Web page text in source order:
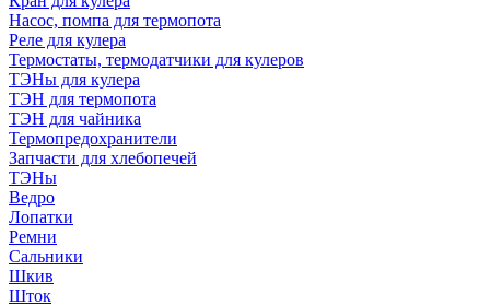
Насос, помпа для термопота
Реле для кулера
Термостаты, термодатчики для кулеров
ТЭНы для кулера
ТЭН для термопота
ТЭН для чайника
Термопредохранители
Запчасти для хлебопечей
ТЭНы
Ведро
Лопатки
Ремни
Сальники
Шкив
Шток